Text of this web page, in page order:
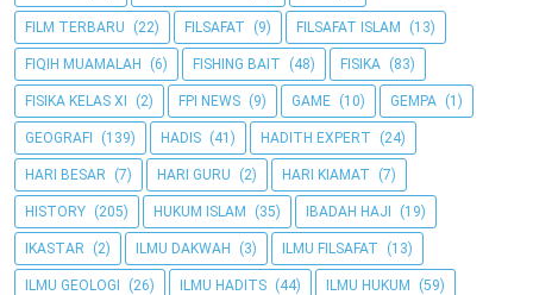
FILM TERBARU (22) FILSAFAT (9) FILSAFAT ISLAM (13)
FIQIH MUAMALAH (6) FISHING BAIT (48) FISIKA (83)
FISIKA KELAS XI (2) FPI NEWS (9) GAME (10) GEMPA (1)
GEOGRAFI (139) HADIS (41) HADITH EXPERT (24)
HARI BESAR (7) HARI GURU (2) HARI KIAMAT (7)
HISTORY (205) HUKUM ISLAM (35) IBADAH HAJI (19)
IKASTAR (2) ILMU DAKWAH (3) ILMU FILSAFAT (13)
ILMU GEOLOGI (26) ILMU HADITS (44) ILMU HUKUM (59)